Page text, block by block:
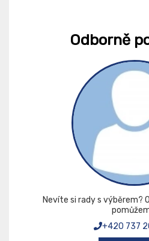
Odborně
Nevíte si rady s výběrem?
+420 737